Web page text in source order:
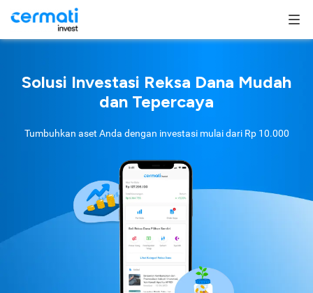
Solusi Investasi Reksa Dana Mudah
dan Tepercaya
Tumbuhkan aset Anda dengan investasi mulai dari Rp 10.000